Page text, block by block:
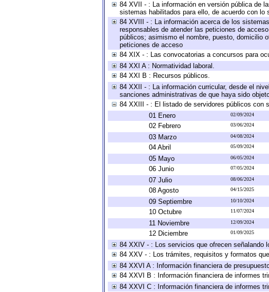
84 XVII - : La información en versión pública de
sistemas habilitados para ello, de acuerdo con lo
84 XVIII - : La información acerca de los
responsables de atender las peticiones de
públicos; asimismo el nombre, puesto, domicilio
peticiones de acceso
84 XIX - : Las convocatorias a concursos para
84 XXI A : Normatividad laboral.
84 XXI B : Recursos públicos.
84 XXII - : La información curricular, desde el
sanciones administrativas de que haya sido
84 XXIII - : El listado de servidores públicos con
01 Enero
02/09/2024
02 Febrero 03/06/2024
03 Marzo 04/08/2024
04 Abril 05/09/2024
05 Mayo 06/05/2024
06 Junio 07/05/2024
07 Julio 08/06/2024
08 Agosto 04/15/2025
09 Septiembre 10/10/2024
10 Octubre 11/07/2024
11 Noviembre 12/09/2024
12 Diciembre 01/09/2025
84 XXIV - : Los servicios que ofrecen señalando
84 XXV - : Los trámites, requisitos y formatos
84 XXVI A : Información financiera de
84 XXVI B : Información financiera de informes
84 XXVI C : Información financiera de informes